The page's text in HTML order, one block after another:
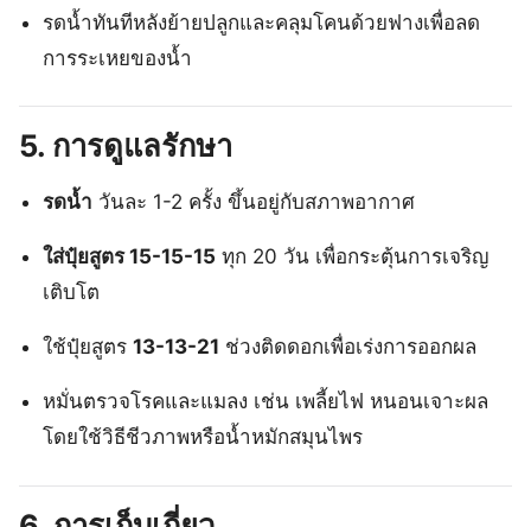
รดน้ำทันทีหลังย้ายปลูกและคลุมโคนด้วยฟางเพื่อลด
การระเหยของน้ำ
5. การดูแลรักษา
รดน้ำ วันละ 1-2 ครั้ง ขึ้นอยู่กับสภาพอากาศ
ใส่ปุ๋ยสูตร 15-15-15 ทุก 20 วัน เพื่อกระตุ้นการเจริญ
เติบโต
ใช้ปุ๋ยสูตร13-13-21 ช่วงติดดอกเพื่อเร่งการออกผล
หมั่นตรวจโรคและแมลง เช่น เพลี้ยไฟ หนอนเจาะผล
โดยใช้วิธีชีวภาพหรือน้ำหมักสมุนไพร